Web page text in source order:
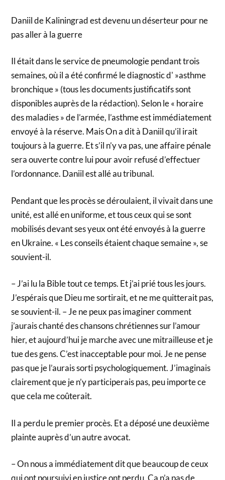
Daniil de Kaliningrad est devenu un déserteur pour ne
pas aller à la guerre
Il était dans le service de pneumologie pendant trois
semaines, où il a été confirmé le diagnostic d' »asthme
bronchique » (tous les documents justificatifs sont
disponibles auprès de la rédaction). Selon le « horaire
des maladies » de l’armée, l’asthme est immédiatement
envoyé à la réserve. Mais On a dit à Daniil qu’il irait
toujours à la guerre. Et s’il n’y va pas, une affaire pénale
sera ouverte contre lui pour avoir refusé d’effectuer
l’ordonnance. Daniil est allé au tribunal.
Pendant que les procès se déroulaient, il vivait dans une
unité, est allé en uniforme, et tous ceux qui se sont
mobilisés devant ses yeux ont été envoyés à la guerre
en Ukraine. « Les conseils étaient chaque semaine », se
souvient-il.
– J’ai lu la Bible tout ce temps. Et j’ai prié tous les jours.
J’espérais que Dieu me sortirait, et ne me quitterait pas,
se souvient-il. – Je ne peux pas imaginer comment
j’aurais chanté des chansons chrétiennes sur l’amour
hier, et aujourd’hui je marche avec une mitrailleuse et je
tue des gens. C’est inacceptable pour moi. Je ne pense
pas que je l’aurais sorti psychologiquement. J’imaginais
clairement que je n’y participerais pas, peu importe ce
que cela me coûterait.
Il a perdu le premier procès. Et a déposé une deuxième
plainte auprès d’un autre avocat.
– On nous a immédiatement dit que beaucoup de ceux
qui ont poursuivi en justice ont perdu. Ça n’a pas de